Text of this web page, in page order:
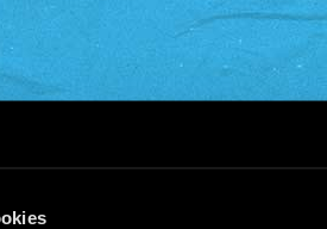
manifiesta como un punto
y las dinámicas